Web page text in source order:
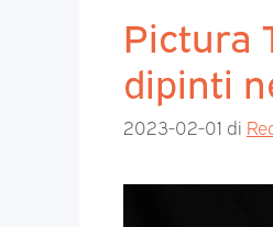
Pictura
dipinti
2023-02-01 di